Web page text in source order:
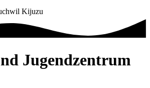
Jugendzentrum